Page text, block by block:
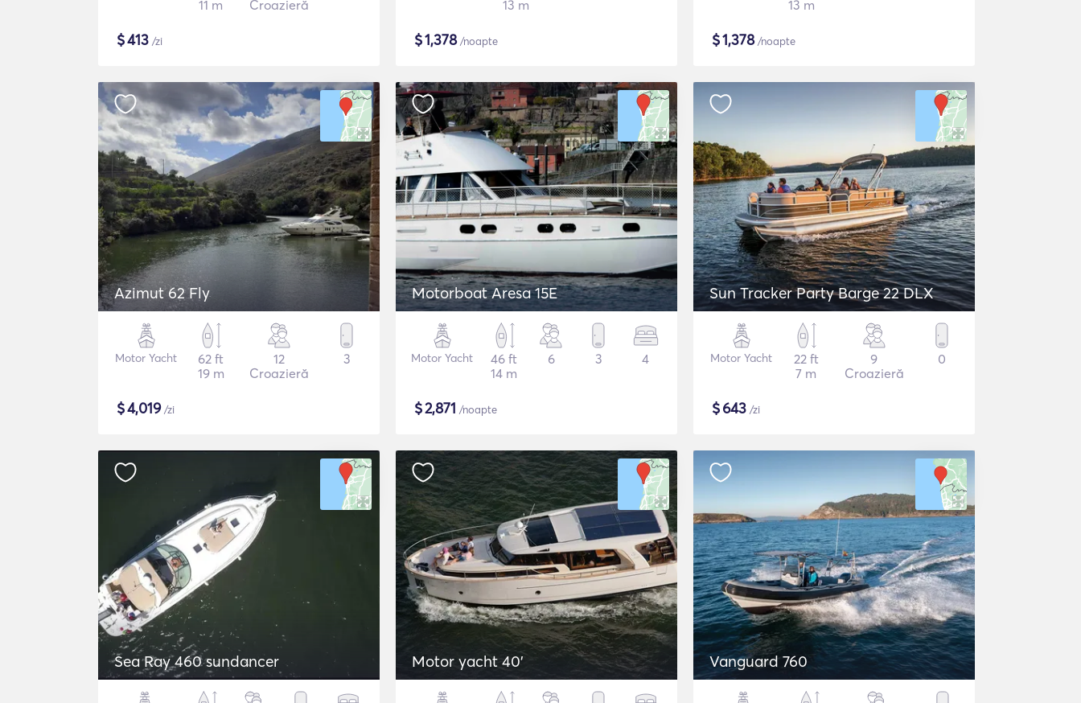
11 m
Croazieră
$413 /zi
13 m
$1,378/noapte
13 m
$1,378/noapte
Azimut 62 Fly
Motor Yacht
62 ft
19 m
12
Croazieră
3
$4,019/zi
Motorboat Aresa 15E
Motor Yacht
46 ft
14 m
6 3 4
$2,871 /noapte
Sun Tracker Party Barge 22 DLX
Motor Yacht
22 ft
7 m
9
Croazieră
0
$643 /zi
Sea Ray 460 sundancer Motor yacht 40' Vanguard 760